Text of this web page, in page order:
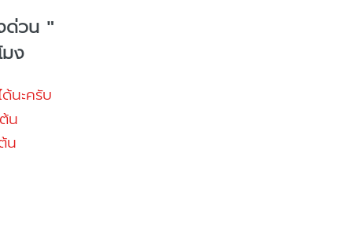
ด่วน "
ง
นะครับ
ต้น
น